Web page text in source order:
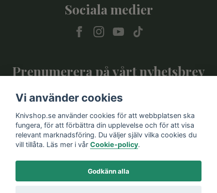
Sociala medier
Prenumerera på vårt nyhetsbrev
Vi använder cookies
Knivshop.se använder cookies för att webbplatsen ska
fungera, för att förbättra din upplevelse och för att visa
relevant marknadsföring. Du väljer själv vilka cookies du
vill tillåta. Läs mer i vår Cookie-policy.
Godkänn alla